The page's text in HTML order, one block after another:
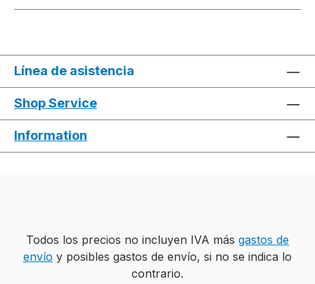
Línea de asistencia
Shop Service
Information
Todos los precios no incluyen IVA más gastos de
envío y posibles gastos de envío, si no se indica lo
contrario.